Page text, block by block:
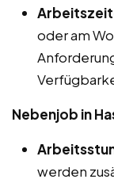
oder am
Nebenjob in
werden